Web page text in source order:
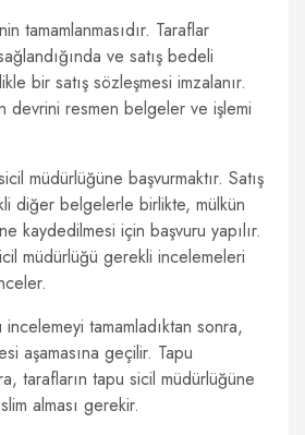
tamamlanmasıdır. Taraflar
ve satış bedeli
bir satış sözleşmesi imzalanır.
devrini resmen belgeler ve işlemi
müdürlüğüne başvurmaktır. Satış
diğer belgelerle birlikte, mülkün
kaydedilmesi için başvuru yapılır.
müdürlüğü gerekli incelemeleri
tamamladıktan sonra,
aşamasına geçilir. Tapu
tarafların tapu sicil müdürlüğüne
alması gerekir.